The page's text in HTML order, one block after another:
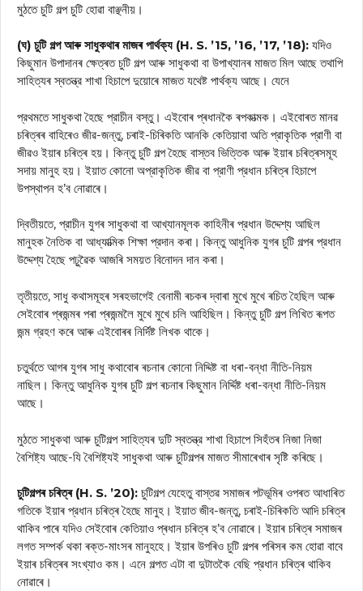
মুঠতে চুটি গল্প চুটি হোৱা বাঞ্ছনীয়।
(ঘ) চুটি গল্প আৰু সাধুকথাৰ মাজৰ পাৰ্থক্য (H. S. ’15, ’16, ’17, ’18): যদিও
কিছুমান উপাদানৰ ক্ষেত্ৰত চুটি গল্প আৰু সাধুকথা বা উপাখ্যানৰ মাজত মিল আছে তথাপি
সাহিত্যৰ স্বতন্ত্র শাখা হিচাপে দুয়োৰে মাজত যথেষ্ট পার্থক্য আছে। যেনে
প্রথমতে সাধুকথা হৈছে প্রাচীন বস্তু। এইবোৰ প্ৰধানকৈ ৰপকাত্মক। এইবোৰত মানৱ
চৰিত্ৰৰ বাহিৰেও জীৱ-জন্তু, চৰাই-চিৰিকতি আনকি কেতিয়াবা অতি প্রাকৃতিক প্রাণী বা
জীৱও ইয়াৰ চৰিত্ৰ হয়। কিন্তু চুটি গল্প হৈছে বাস্তব ভিত্তিক আৰু ইয়াৰ চৰিত্ৰসমূহ
সদায় মানুহ হয়। ইয়াত কোনো অপ্রাকৃতিক জীৱ বা প্রাণী প্রধান চৰিত্ৰ হিচাপে
উপস্থাপন হ’ব নোৱাৰে।
দ্বিতীয়তে, প্রাচীন যুগৰ সাধুকথা বা আখ্যানমূলক কাহিনীৰ প্রধান উদ্দেশ্য আছিল
মানুহক নৈতিক বা আধ্যাত্মিক শিক্ষা প্রদান কৰা। কিন্তু আধুনিক যুগৰ চুটি গল্পৰ প্রধান
উদ্দেশ্য হৈছে পঢ়ুৱৈক আজৰি সময়ত বিনোদন দান কৰা।
তৃতীয়তে, সাধু কথাসমূহৰ সৰহভাগেই বেনামী ৰচকৰ দ্বাৰা মুখে মুখে ৰচিত হৈছিল আৰু
সেইবোৰ প্ৰজন্মৰ পৰা প্ৰজন্মলৈ মুখে মুখে চলি আহিছিল। কিন্তু চুটি গল্প লিখিত ৰূপত
জন্ম গ্রহণ কৰে আৰু এইবোৰৰ নির্দিষ্ট লিখক থাকে।
চতুৰ্থতে আগৰ যুগৰ সাধু কথাবোৰ ৰচনাৰ কোনো নিদ্দিষ্ট বা ধৰা-বন্ধা নীতি-নিয়ম
নাছিল। কিন্তু আধুনিক যুগৰ চুটি গল্প ৰচনাৰ কিছুমান নিৰ্দ্দিষ্ট ধৰা-বন্ধা নীতি-নিয়ম
আছে।
মুঠতে সাধুকথা আৰু চুটিগল্প সাহিত্যৰ দুটি স্বতন্ত্র শাখা হিচাপে সিহঁতৰ নিজা নিজা
বৈশিষ্ট্য আছে-যি বৈশিষ্ট্যই সাধুকথা আৰু চুটিগল্পৰ মাজত সীমাৰেখাৰ সৃষ্টি কৰিছে।
চুটিগল্পৰ চৰিত্ৰ (H. S. ’20): চুটিগল্প যেহেতু বাস্তৱ সমাজৰ পটভূমিৰ ওপৰত আধাৰিত
গতিকে ইয়াৰ প্রধান চৰিত্ৰ হৈছে মানুহ। ইয়াত জীব-জন্তু, চৰাই-চিৰিকতি আদি চৰিত্ৰ
থাকিব পাৰে যদিও সেইবোৰ কেতিয়াও প্ৰধান চৰিত্ৰ হ’ব নোৱাৰে। ইয়াৰ চৰিত্ৰ সমাজৰ
লগত সম্পর্ক থকা ৰক্ত-মাংসৰ মানুহহে। ইয়াৰ উপৰিও চুটি গল্পৰ পৰিসৰ কম হোৱা বাবে
ইয়াৰ চৰিত্ৰৰ সংখ্যাও কম। এনে গল্পত এটা বা দুটাতকৈ বেছি প্রধান চৰিত্ৰ থাকিব
নোৱাৰে।